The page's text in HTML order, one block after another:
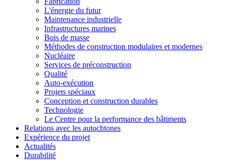
L'énergie du futur
Maintenance industrielle
Infrastructures marines
Bois de masse
Méthodes de construction modulaires et modernes
Nucléaire
Services de préconstruction
Qualité
Auto-exécution
Projets spéciaux
Conception et construction durables
Technologie
Le Centre pour la performance des bâtiments
Relations avec les autochtones
Expérience du projet
Actualités
Durabilité